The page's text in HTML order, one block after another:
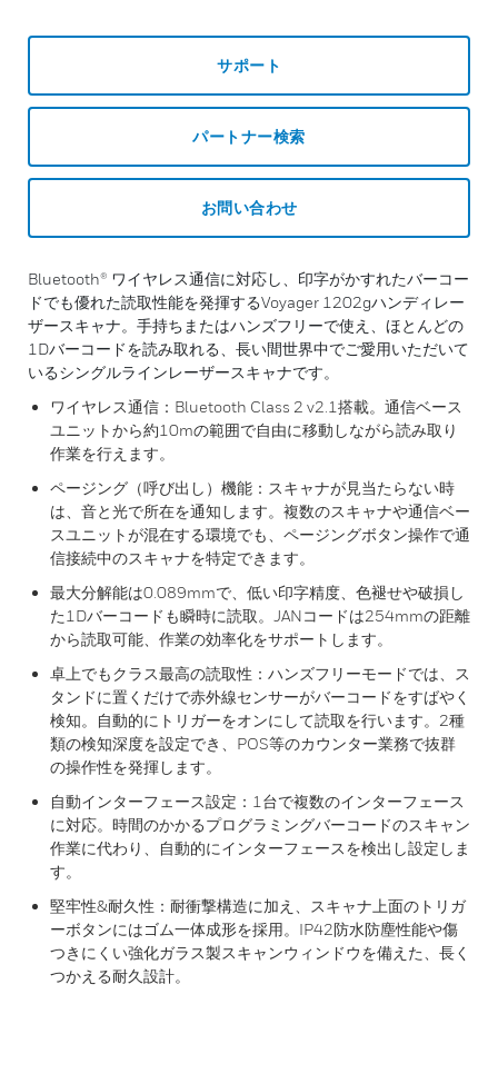
サポート
パートナー検索
お問い合わせ
Bluetooth® ワイヤレス通信に対応し、印字がかすれたバーコー
ドでも優れた読取性能を発揮するVoyager 1202gハンディレー
ザースキャナ。手持ちまたはハンズフリーで使え、ほとんどの
1Dバーコードを読み取れる、長い間世界中でご愛用いただいて
いるシングルラインレーザースキャナです。
ワイヤレス通信：Bluetooth Class 2 v2.1搭載。通信ベース
ユニットから約10mの範囲で自由に移動しながら読み取り
作業を行えます。
ページング（呼び出し）機能：スキャナが見当たらない時
は、音と光で所在を通知します。複数のスキャナや通信ベー
スユニットが混在する環境でも、ページングボタン操作で通
信接続中のスキャナを特定できます。
最大分解能は0.089mmで、低い印字精度、色褪せや破損し
た1Dバーコードも瞬時に読取。JANコードは254mmの距離
から読取可能、作業の効率化をサポートします。
卓上でもクラス最高の読取性：ハンズフリーモードでは、ス
タンドに置くだけで赤外線センサーがバーコードをすばやく
検知。自動的にトリガーをオンにして読取を行います。2種
類の検知深度を設定でき、POS等のカウンター業務で抜群
の操作性を発揮します。
自動インターフェース設定：1台で複数のインターフェース
に対応。時間のかかるプログラミングバーコードのスキャン
作業に代わり、自動的にインターフェースを検出し設定しま
す。
堅牢性&耐久性：耐衝撃構造に加え、スキャナ上面のトリガ
ーボタンにはゴム一体成形を採用。IP42防水防塵性能や傷
つきにくい強化ガラス製スキャンウィンドウを備えた、長く
つかえる耐久設計。